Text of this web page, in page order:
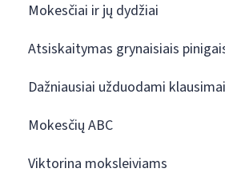
Mokesčiai ir jų dydžiai
Atsiskaitymas grynaisiais
Dažniausiai užduodami klausimai
Mokesčių ABC
Viktorina moksleiviams